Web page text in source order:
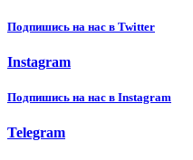
Подпишиcь на нас в Twitter
Instagram
Подпишиcь на нас в Instagram
Telegram